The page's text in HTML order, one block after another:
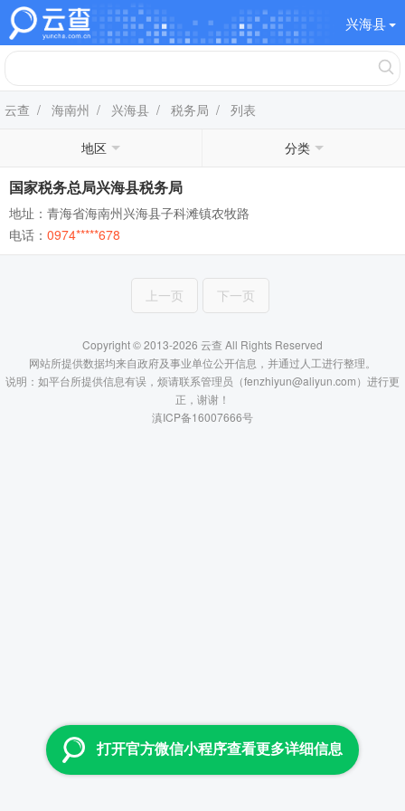
兴海县
云查 / 海南州 / 兴海县 / 税务局 / 列表
地区 分类
国家税务总局兴海县税务局
地址：青海省海南州兴海县子科滩镇农牧路
电话： 0974*****678
上一页 下一页
Copyright © 2013-2026 云查 All Rights Reserved
网站所提供数据均来自政府及事业单位公开信息，并通过人工进行整理。
说明：如平台所提供信息有误，烦请联系管理员（fenzhiyun@aliyun.com）进行更
正，谢谢！
滇ICP备16007666号
打开官方微信小程序查看更多详细信息